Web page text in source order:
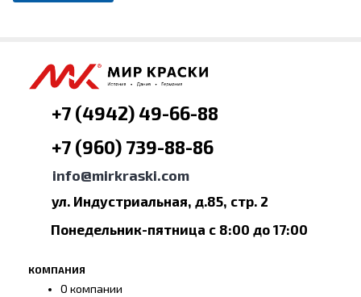
+7 (4942) 49-66-88
+7 (960) 739-88-86
info@mirkraski.com
ул. Индустриальная, д.85, стр. 2
Понедельник-пятница с 8:00 до 17:00
КОМПАНИЯ
О компании